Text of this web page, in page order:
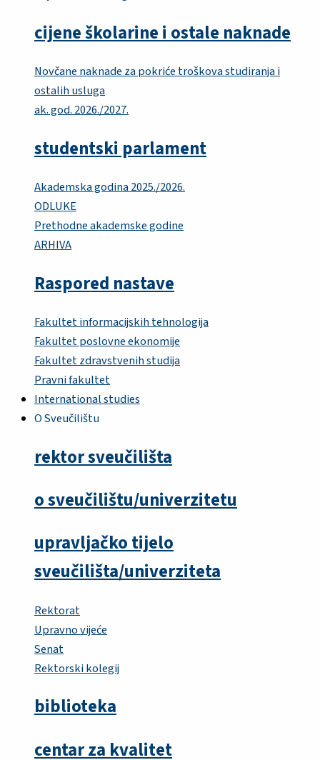
cijene školarine i ostale naknade
Novčane naknade za pokriće troškova studiranja i
ostalih usluga
ak. god. 2026./2027.
studentski parlament
Akademska godina 2025./2026.
ODLUKE
Prethodne akademske godine
ARHIVA
Raspored nastave
Fakultet informacijskih tehnologija
Fakultet poslovne ekonomije
Fakultet zdravstvenih studija
Pravni fakultet
International studies
O Sveučilištu
rektor sveučilišta
o sveučilištu/univerzitetu
upravljačko tijelo
sveučilišta/univerziteta
Rektorat
Upravno vijeće
Senat
Rektorski kolegij
biblioteka
centar za kvalitet